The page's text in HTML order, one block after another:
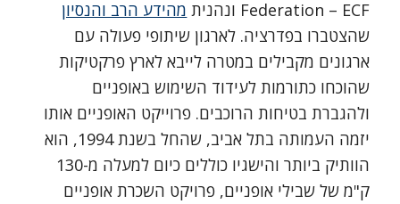
Federation – ECF ונהנית
מהידע הרב והנסיון
שהצטברו בפדרציה. לארגון שיתופי פעולה עם
ארגונים מקבילים במטרה לייבא לארץ פרקטיקות
שהוכחו כתורמות לעידוד השימוש באופניים
ולהגברת בטיחות הרוכבים. פרוייקט האופניים אותו
יזמה העמותה בתל אביב, שהחל בשנת 1994, הוא
הוותיק ביותר והישגיו כוללים כיום למעלה מ-130
ק"מ של שבילי אופניים, פרויקט השכרת אופניים